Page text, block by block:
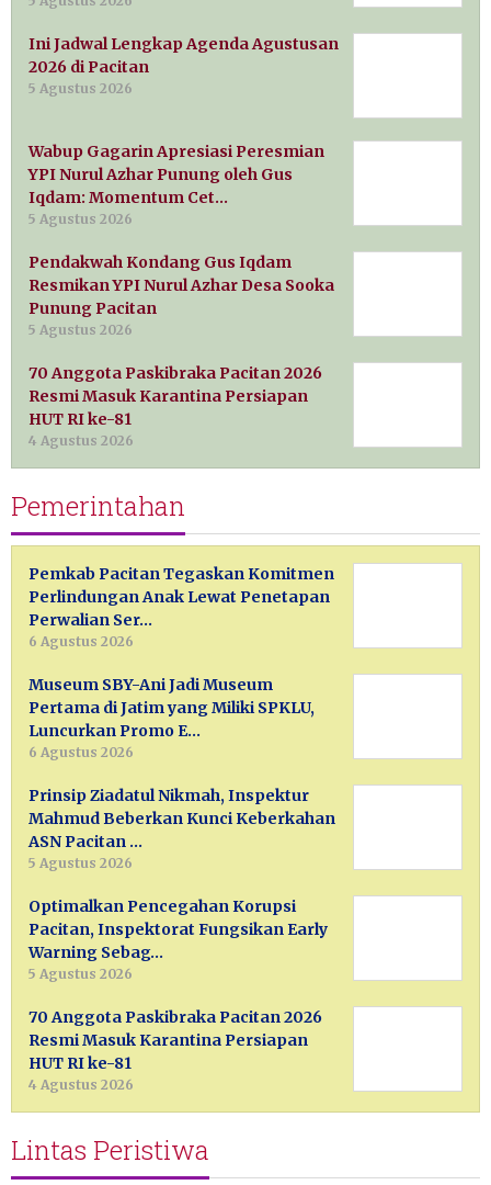
Ini Jadwal Lengkap Agenda Agustusan
2026 di Pacitan
5 Agustus 2026
Wabup Gagarin Apresiasi Peresmian
YPI Nurul Azhar Punung oleh Gus
Iqdam: Momentum Cet…
5 Agustus 2026
Pendakwah Kondang Gus Iqdam
Resmikan YPI Nurul Azhar Desa Sooka
Punung Pacitan
5 Agustus 2026
70 Anggota Paskibraka Pacitan 2026
Resmi Masuk Karantina Persiapan
HUT RI ke-81
4 Agustus 2026
Pemerintahan
Pemkab Pacitan Tegaskan Komitmen
Perlindungan Anak Lewat Penetapan
Perwalian Ser…
6 Agustus 2026
Museum SBY-Ani Jadi Museum
Pertama di Jatim yang Miliki SPKLU,
Luncurkan Promo E…
6 Agustus 2026
Prinsip Ziadatul Nikmah, Inspektur
Mahmud Beberkan Kunci Keberkahan
ASN Pacitan …
5 Agustus 2026
Optimalkan Pencegahan Korupsi
Pacitan, Inspektorat Fungsikan Early
Warning Sebag…
5 Agustus 2026
70 Anggota Paskibraka Pacitan 2026
Resmi Masuk Karantina Persiapan
HUT RI ke-81
4 Agustus 2026
Lintas Peristiwa